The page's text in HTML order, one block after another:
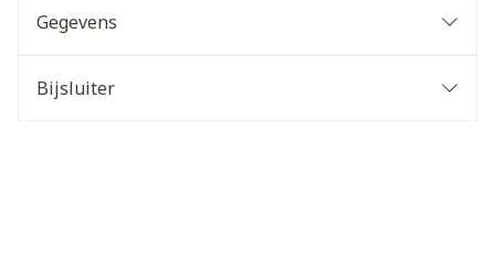
Gegevens
Bijsluiter